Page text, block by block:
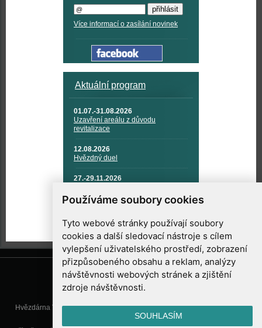
Používáme soubory cookies
Tyto webové stránky používají soubory
cookies a další sledovací nástroje s cílem
vylepšení uživatelského prostředí, zobrazení
přizpůsobeného obsahu a reklam, analýzy
návštěvnosti webových stránek a zjištění
zdroje návštěvnosti.
SOUHLASÍM
Více informací o zasílání novinek
Aktuální program
01.07.-31.08.2026
Uzavření areálu z důvodu
revitalizace
12.08.2026
Hvězdný duel
27.-29.11.2026
TECHNIKA A KOSMICKÉ
TECHNOLOGIE
Hvězdárna Valašské Meziříčí, příspěvková organizace, Vsetínská 78, 757
01 Valašské Meziříčí